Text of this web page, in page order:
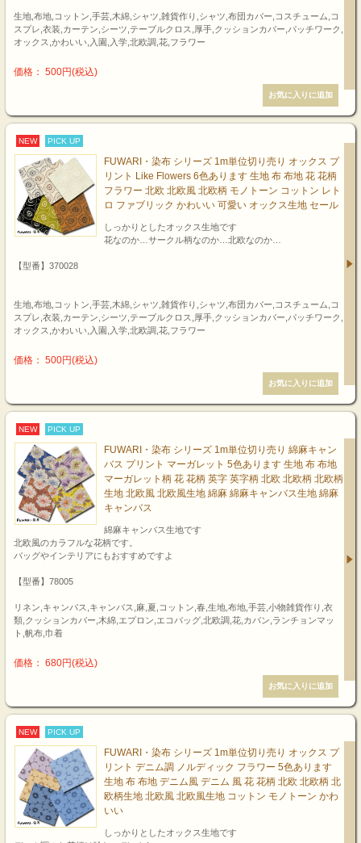
生地,布地,コットン,手芸,木綿,シャツ,雑貨作り,シャツ,布団カバー,コスチューム,コ
スプレ,衣装,カーテン,シーツ,テーブルクロス,厚手,クッションカバー,パッチワーク,
オックス,かわいい,入園,入学,北欧調,花,フラワー
価格： 500円(税込)
NEW PICK UP
FUWARI・染布 シリーズ 1m単位切り売り オックス プ
リント Like Flowers 6色あります 生地 布 布地 花 花柄
フラワー 北欧 北欧風 北欧柄 モノトーン コットン レト
ロ ファブリック かわいい 可愛い オックス生地 セール
しっかりとしたオックス生地です
花なのか…サークル柄なのか…北欧なのか…
【型番】370028
生地,布地,コットン,手芸,木綿,シャツ,雑貨作り,シャツ,布団カバー,コスチューム,コ
スプレ,衣装,カーテン,シーツ,テーブルクロス,厚手,クッションカバー,パッチワーク,
オックス,かわいい,入園,入学,北欧調,花,フラワー
価格： 500円(税込)
NEW PICK UP
FUWARI・染布 シリーズ 1m単位切り売り 綿麻キャン
バス プリント マーガレット 5色あります 生地 布 布地
マーガレット柄 花 花柄 英字 英字柄 北欧 北欧柄 北欧柄
生地 北欧風 北欧風生地 綿麻 綿麻キャンバス生地 綿麻
キャンバス
綿麻キャンバス生地です
北欧風のカラフルな花柄です。
バッグやインテリアにもおすすめですよ
【型番】78005
リネン,キャンパス,キャンバス,麻,夏,コットン,春,生地,布地,手芸,小物雑貨作り,衣
類,クッションカバー,木綿,エプロン,エコバッグ,北欧調,花,カバン,ランチョンマッ
ト,帆布,巾着
価格： 680円(税込)
NEW PICK UP
FUWARI・染布 シリーズ 1m単位切り売り オックス プ
リント デニム調 ノルディック フラワー 5色あります
生地 布 布地 デニム風 デニム 風 花 花柄 北欧 北欧柄 北
欧柄生地 北欧風 北欧風生地 コットン モノトーン かわ
いい
しっかりとしたオックス生地です